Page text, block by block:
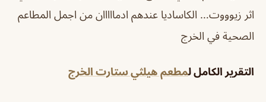
اثر زيوووت… الكاساديا عندهم ادمااااان من اجمل المطاعم
الصحية في الخرج
التقرير الكامل لمطعم هيلثي ستارت الخرج